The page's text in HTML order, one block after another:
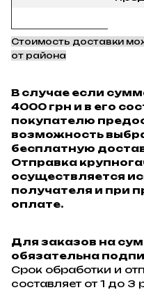
Стоимость доставки
от района
В случае если
4000 грн и в его
покупателю
возможность
бесплатную
Отправка
осуществляется
получателя и при
оплате.
Для заказов на
обязательна
Срок обработки и
составляет от 1 до 3